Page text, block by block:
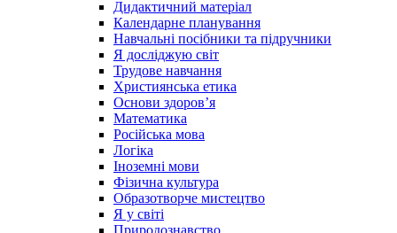
Дидактичний матеріал
Календарне планування
Навчальні посібники та підручники
Я досліджую світ
Трудове навчання
Християнська етика
Основи здоров’я
Математика
Російська мова
Логіка
Іноземні мови
Фізична культура
Образотворче мистецтво
Я у світі
Природознавство